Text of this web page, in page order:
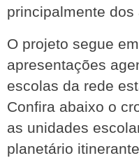
principalmente dos
O projeto segue
apresentações
escolas da rede
Confira abaixo o
as unidades
planetário